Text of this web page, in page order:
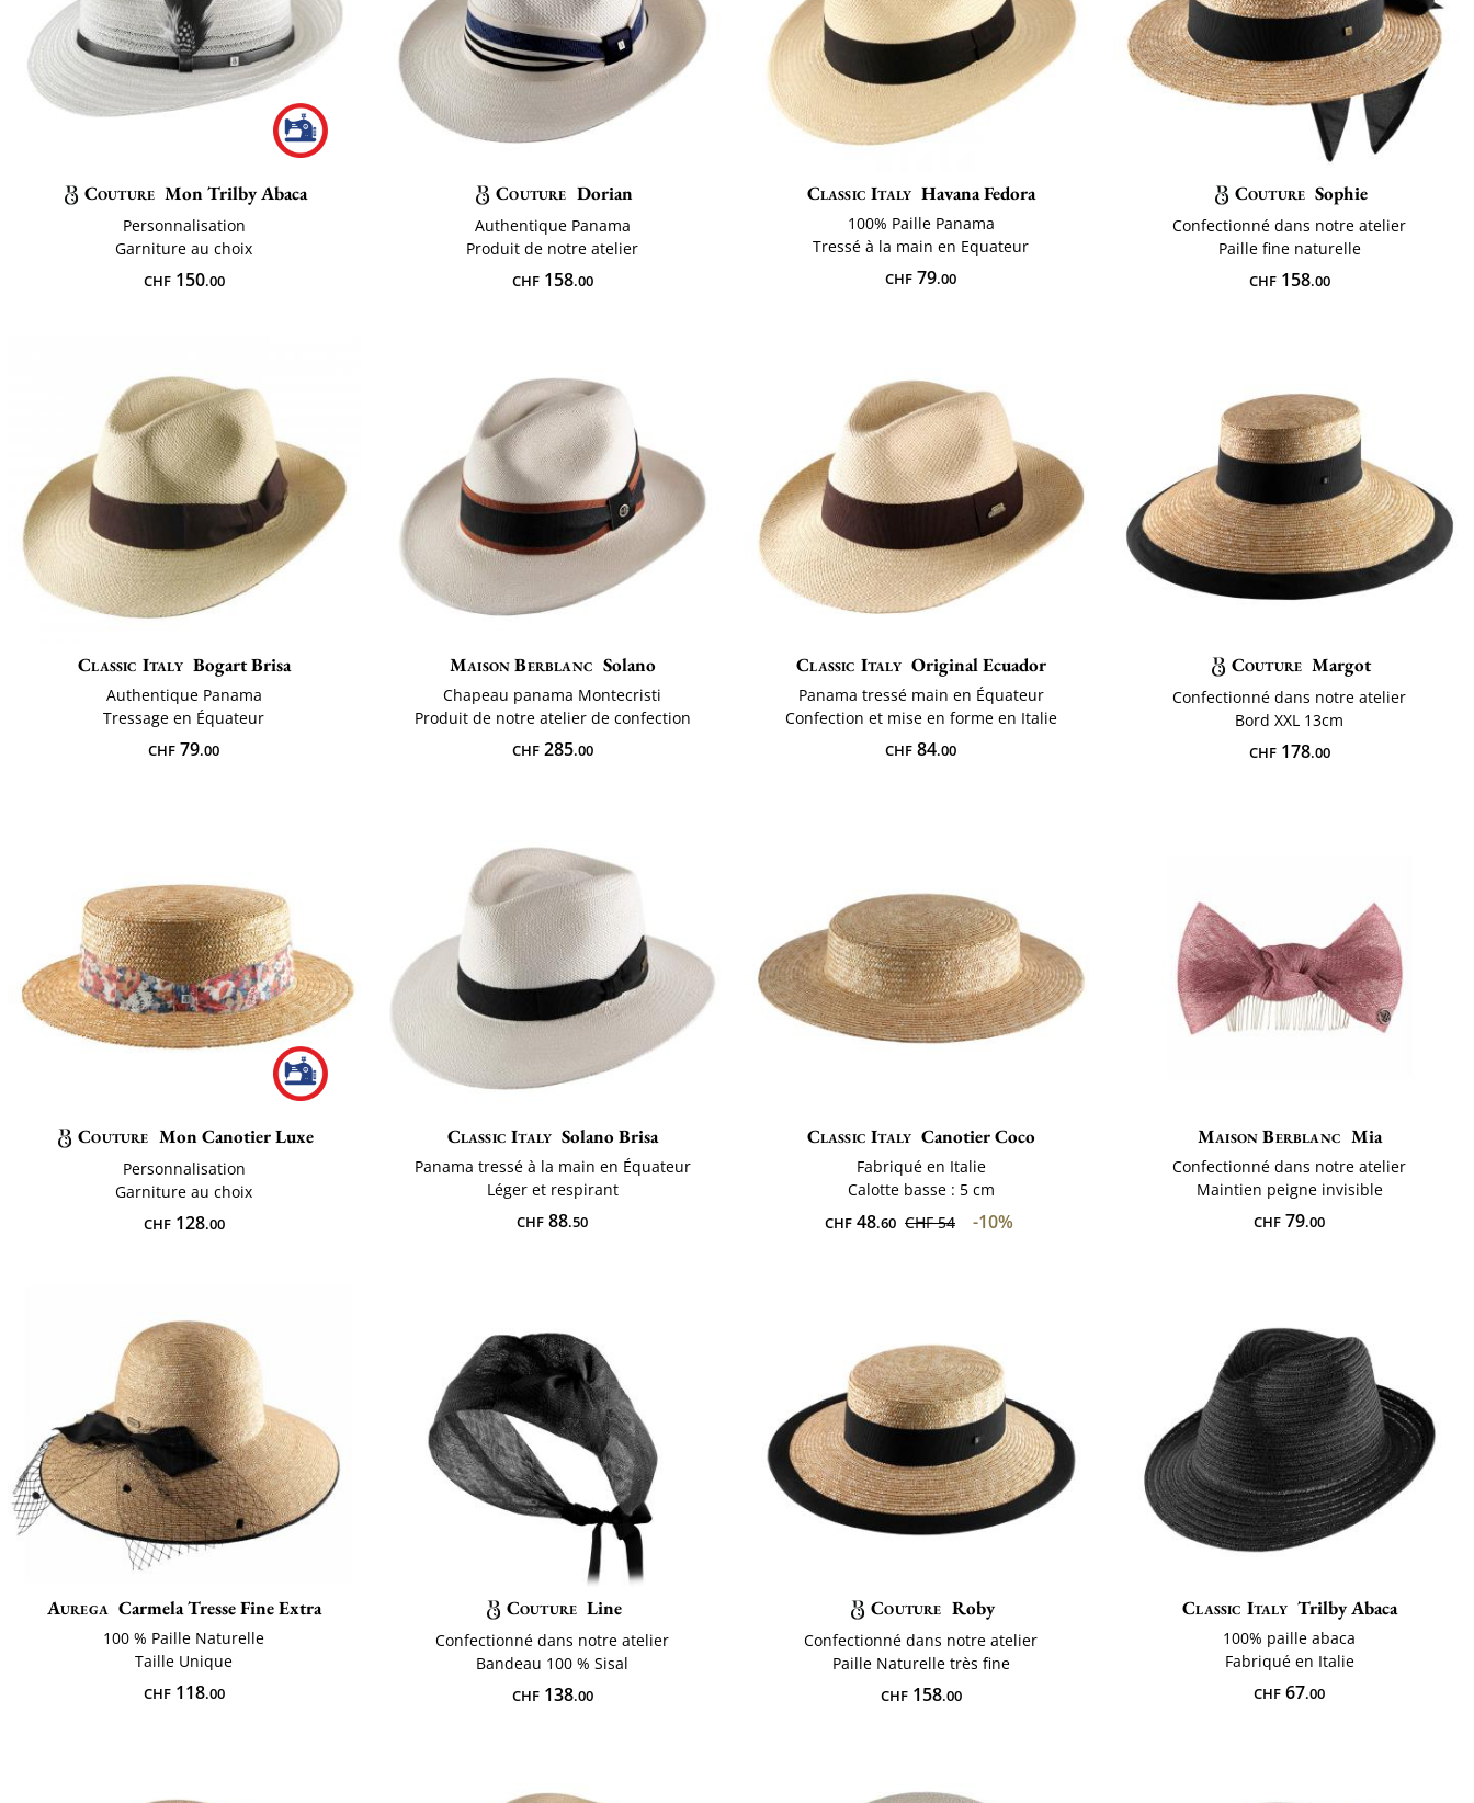
Couture Mon Trilby Abaca
Personnalisation
Garniture au choix
CHF150.00
Couture Dorian
Authentique Panama
Produit de notre atelier
CHF158.00
Classic Italy Havana Fedora
100% Paille Panama
Tressé à la main en Equateur
CHF 79.00
Couture Sophie
Confectionné dans notre atelier
Paille fine naturelle
CHF158.00
Classic Italy Bogart Brisa
Authentique Panama
Tressage en Équateur
CHF 79.00
Maison Berblanc Solano
Chapeau panama Montecristi
Produit de notre atelier de confection
CHF285.00
Classic Italy Original Ecuador
Panama tressé main en Équateur
Confection et mise en forme en Italie
CHF 84.00
Couture Margot
Confectionné dans notre atelier
Bord XXL 13cm
CHF178.00
Couture Mon Canotier Luxe
Personnalisation
Garniture au choix
CHF128.00
Classic Italy Solano Brisa
Panama tressé à la main en Équateur
Léger et respirant
CHF 88.50
Classic Italy Canotier Coco
Fabriqué en Italie
Calotte basse : 5 cm
CHF48.60 CHF 54 -10%
Maison Berblanc Mia
Confectionné dans notre atelier
Maintien peigne invisible
CHF 79.00
Aurega Carmela Tresse Fine Extra
100 % Paille Naturelle
Taille Unique
CHF118.00
Couture Line
Confectionné dans notre atelier
Bandeau 100 % Sisal
CHF138.00
Couture Roby
Confectionné dans notre atelier
Paille Naturelle très fine
CHF158.00
Classic Italy Trilby Abaca
100% paille abaca
Fabriqué en Italie
CHF 67.00